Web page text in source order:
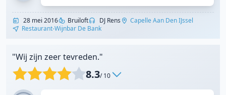
28 mei 2016 Bruiloft DJ Rens
Capelle Aan Den IJssel
Restaurant-Wijnbar De Bank
"Wij zijn zeer tevreden."
8.3/ 10